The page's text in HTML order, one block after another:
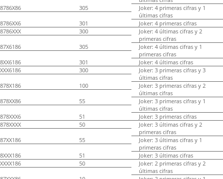
8786X86
305
Joker: 4 primeras cifras y 1
últimas cifras
8786XX6
301
Joker: 4 primeras cifras
8786XXX
300
Joker: 4 últimas cifras y 2
primeras cifras
87X6186
305
Joker: 4 últimas cifras y 1
primeras cifras
8XX6186
301
Joker: 4 últimas cifras
XXX6186
300
Joker: 3 primeras cifras y 3
últimas cifras
878X186
100
Joker: 3 primeras cifras y 2
últimas cifras
878XX86
55
Joker: 3 primeras cifras y 1
últimas cifras
878XXX6
51
Joker: 3 primeras cifras
878XXXX
50
Joker: 3 últimas cifras y 2
primeras cifras
87XX186
55
Joker: 3 últimas cifras y 1
primeras cifras
8XXX186
51
Joker: 3 últimas cifras
XXXX186
50
Joker: 2 primeras cifras y 2
últimas cifras